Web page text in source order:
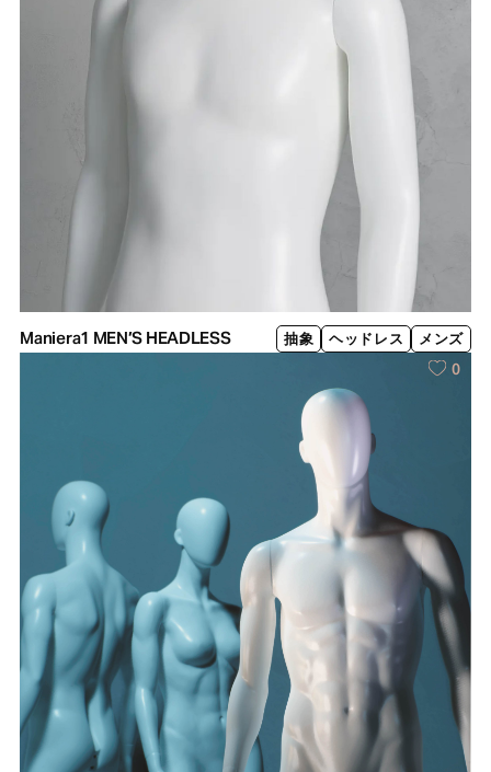
Maniera1 MEN’S HEADLESS 抽象 ヘッドレス メンズ
0